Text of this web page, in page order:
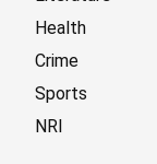
Health
Crime
Sports
NRI